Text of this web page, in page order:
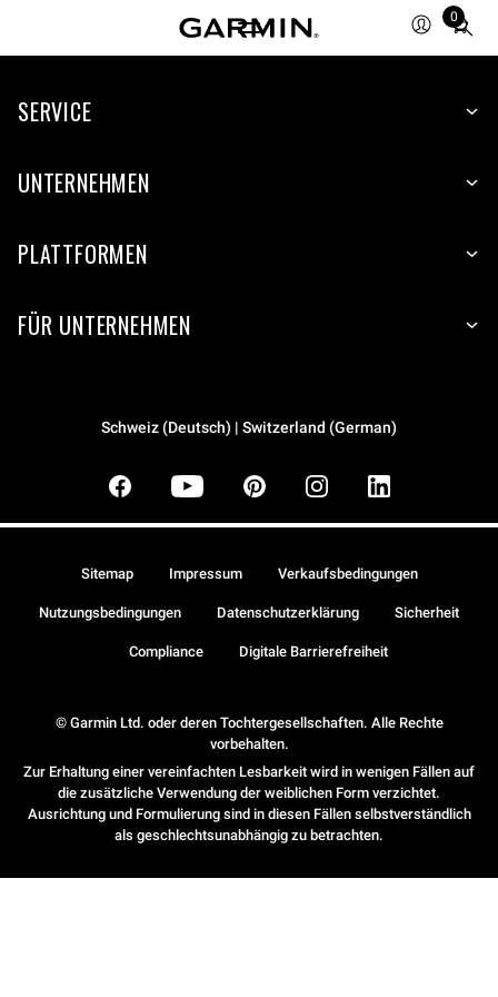
0
Total
items
cart:
SERVICE
UNTERNEHMEN
PLATTFORMEN
FÜR UNTERNEHMEN
Schweiz (Deutsch) | Switzerland (German)
© Garmin Ltd. oder deren Tochtergesellschaften. Alle Rechte
vorbehalten.
Zur Erhaltung einer vereinfachten Lesbarkeit wird in wenigen Fällen auf
die zusätzliche Verwendung der weiblichen Form verzichtet.
Ausrichtung und Formulierung sind in diesen Fällen selbstverständlich
als geschlechtsunabhängig zu betrachten.
Sitemap Impressum Verkaufsbedingungen
Nutzungsbedingungen Datenschutzerklärung Sicherheit
Compliance Digitale Barrierefreiheit